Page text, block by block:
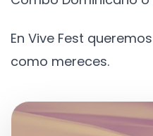
En Vive Fest
como mereces.